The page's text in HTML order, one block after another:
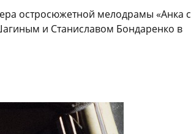
остросюжетной мелодрамы «Анка с
и Станиславом Бондаренко в